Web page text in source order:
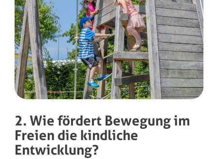
2. Wie fördert Bewegung im
Freien die kindliche
Entwicklung?